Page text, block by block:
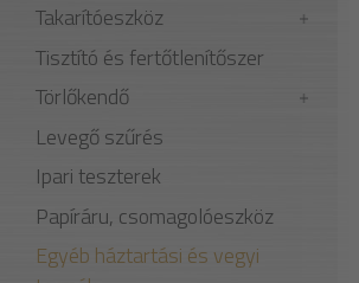
Takarítóeszköz
Tisztító és fertőtlenítőszer
Törlőkendő
Levegő szűrés
Ipari teszterek
Papíráru, csomagolóeszköz
Egyéb háztartási és vegyi